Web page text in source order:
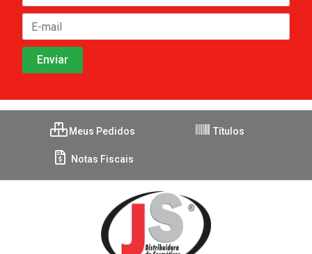
Meus Pedidos Títulos
Notas Fiscais